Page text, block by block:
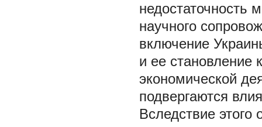
недостаточность
научного
включение
и ее становление
экономической
подвергаются
Вследствие этого